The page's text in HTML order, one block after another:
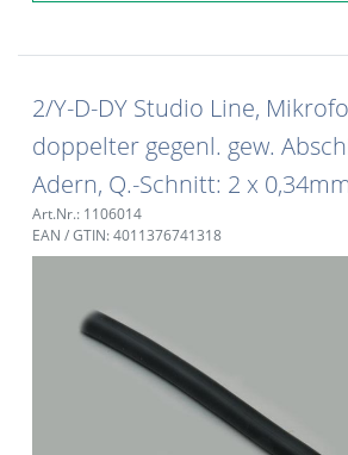
2/Y-D-DY Studio Line,
doppelter gegenl. gew.
Adern, Q.-Schnitt: 2 x
Art.Nr.: 1106014
EAN / GTIN: 4011376741318